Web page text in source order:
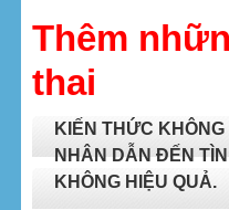
Thêm
thai
KIẾN THỨC
NHÂN DẪN ĐẾN
KHÔNG HIỆU QUẢ.